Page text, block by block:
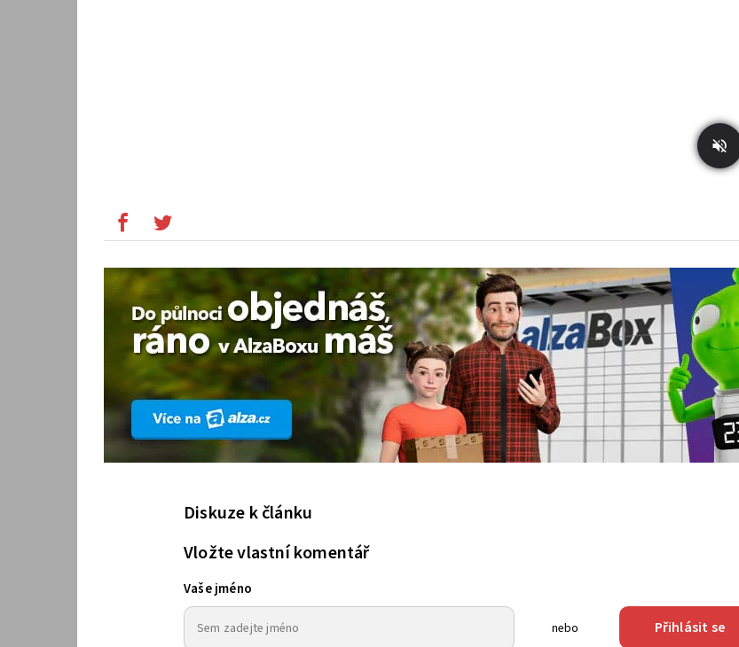
Diskuze k článku
Vložte vlastní komentář
Vaše jméno
nebo Přihlásit se